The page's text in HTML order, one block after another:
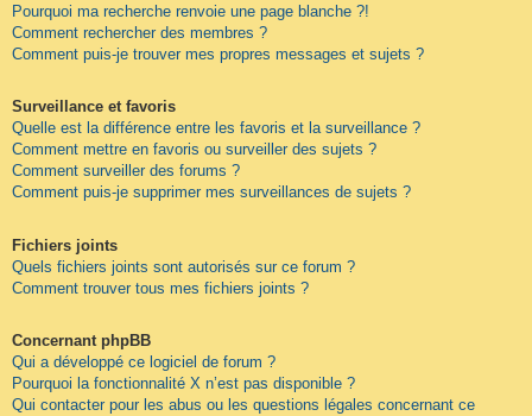
Pourquoi ma recherche renvoie une page blanche ?!
Comment rechercher des membres ?
Comment puis-je trouver mes propres messages et sujets ?
Surveillance et favoris
Quelle est la différence entre les favoris et la surveillance ?
Comment mettre en favoris ou surveiller des sujets ?
Comment surveiller des forums ?
Comment puis-je supprimer mes surveillances de sujets ?
Fichiers joints
Quels fichiers joints sont autorisés sur ce forum ?
Comment trouver tous mes fichiers joints ?
Concernant phpBB
Qui a développé ce logiciel de forum ?
Pourquoi la fonctionnalité X n’est pas disponible ?
Qui contacter pour les abus ou les questions légales concernant ce